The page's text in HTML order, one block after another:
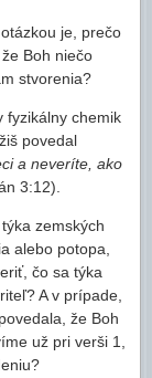
je, prečo
Boh niečo
stvorenia?
fyzikálny chemik
povedal
a neveríte, ako
3:12).
zemských
alebo potopa,
čo sa týka
A v prípade,
že Boh
už pri verši 1,